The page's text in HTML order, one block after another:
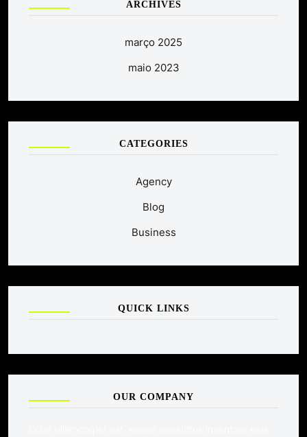
ARCHIVES
março 2025
maio 2023
CATEGORIES
Agency
Blog
Business
QUICK LINKS
OUR COMPANY